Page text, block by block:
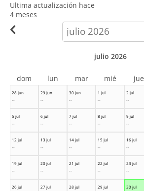
Ultima actualización hace
4 meses
calendar-
month
28 jun
--
29 jun
--
30 jun
--
1 jul
--
2 jul
--
5 jul
--
6 jul
--
7 jul
--
8 jul
--
9 jul
--
12 jul
--
13 jul
--
14 jul
--
15 jul
--
16 jul
--
19 jul
--
20 jul
--
21 jul
--
22 jul
--
23 jul
--
26 jul
27 jul
28 jul
29 jul
30 jul
julio 2026
dom lun mar mié jue